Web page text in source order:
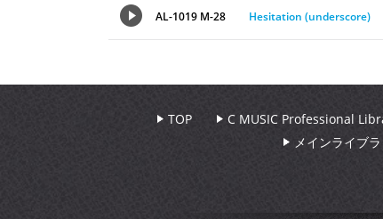
AL-1019 M-28 Hesitation (underscore)
TOP C MUSIC Professional
メインライブ